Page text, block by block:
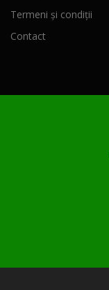
Termeni și condiții
Contact